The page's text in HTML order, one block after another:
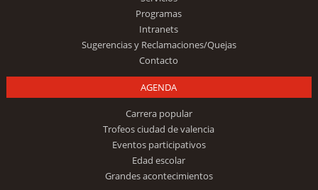
Programas
Intranets
Sugerencias y Reclamaciones/Quejas
Contacto
AGENDA
Carrera popular
Trofeos ciudad de valencia
Eventos participativos
Edad escolar
Grandes acontecimientos